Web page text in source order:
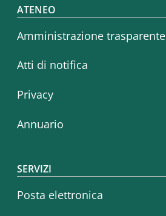
Footer menu
ATENEO
Amministrazione trasparente
Atti di notifica
Privacy
Annuario
SERVIZI
Posta elettronica